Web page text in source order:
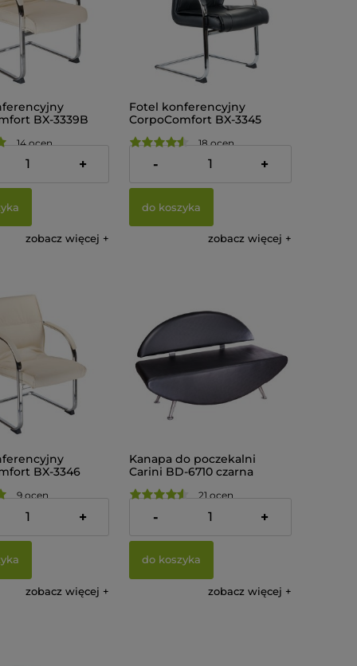
BX-3339B
14 ocen
+
zobacz więcej
Fotel konferencyjny
CorpoComfort BX-3345
18 ocen
475,00 zł
- +
do koszyka
zobacz więcej
BX-3346
9 ocen
+
zobacz więcej
Kanapa do poczekalni
Carini BD-6710 czarna
21 ocen
1 255,00 zł
- +
do koszyka
zobacz więcej